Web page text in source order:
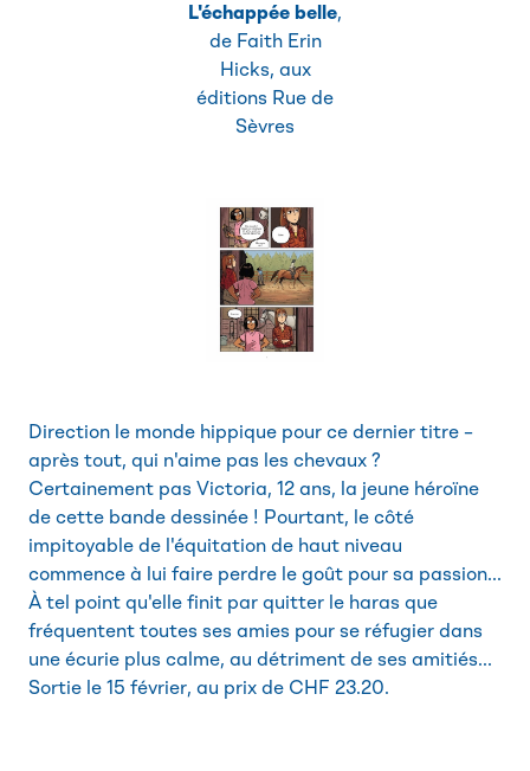
L'échappée belle,
de Faith Erin
Hicks, aux
éditions Rue de
Sèvres
Direction le monde hippique pour ce dernier titre –
après tout, qui n'aime pas les chevaux ?
Certainement pas Victoria, 12 ans, la jeune héroïne
de cette bande dessinée ! Pourtant, le côté
impitoyable de l'équitation de haut niveau
commence à lui faire perdre le goût pour sa passion...
À tel point qu'elle finit par quitter le haras que
fréquentent toutes ses amies pour se réfugier dans
une écurie plus calme, au détriment de ses amitiés...
Sortie le 15 février, au prix de CHF 23.20.